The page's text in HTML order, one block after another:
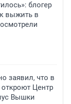
блогер
выжить в
заявил, что в
Центр
Вышки